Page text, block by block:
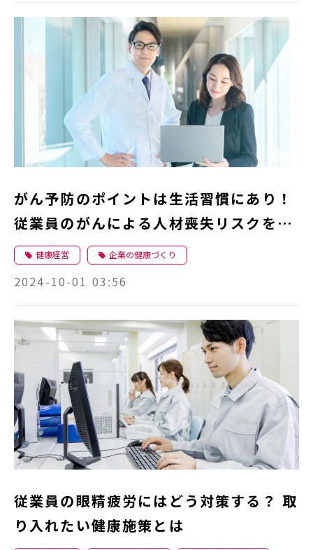
がん予防のポイントは生活習慣にあり！
従業員のがんによる人材喪失リスクを軽
減するには
健康経営 企業の健康づくり
2024-10-01 03:56
従業員の眼精疲労にはどう対策する？ 取
り入れたい健康施策とは